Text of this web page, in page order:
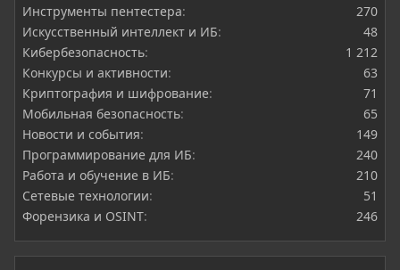
Инструменты пентестера
270
Искусственный интеллект и ИБ
48
Кибербезопасность
1 212
Конкурсы и активности
63
Криптография и шифрование
71
Мобильная безопасность
65
Новости и события
149
Программирование для ИБ
240
Работа и обучение в ИБ
210
Сетевые технологии
51
Форензика и OSINT
246